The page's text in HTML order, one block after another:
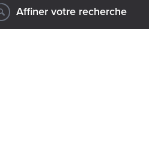
Affiner votre recherche